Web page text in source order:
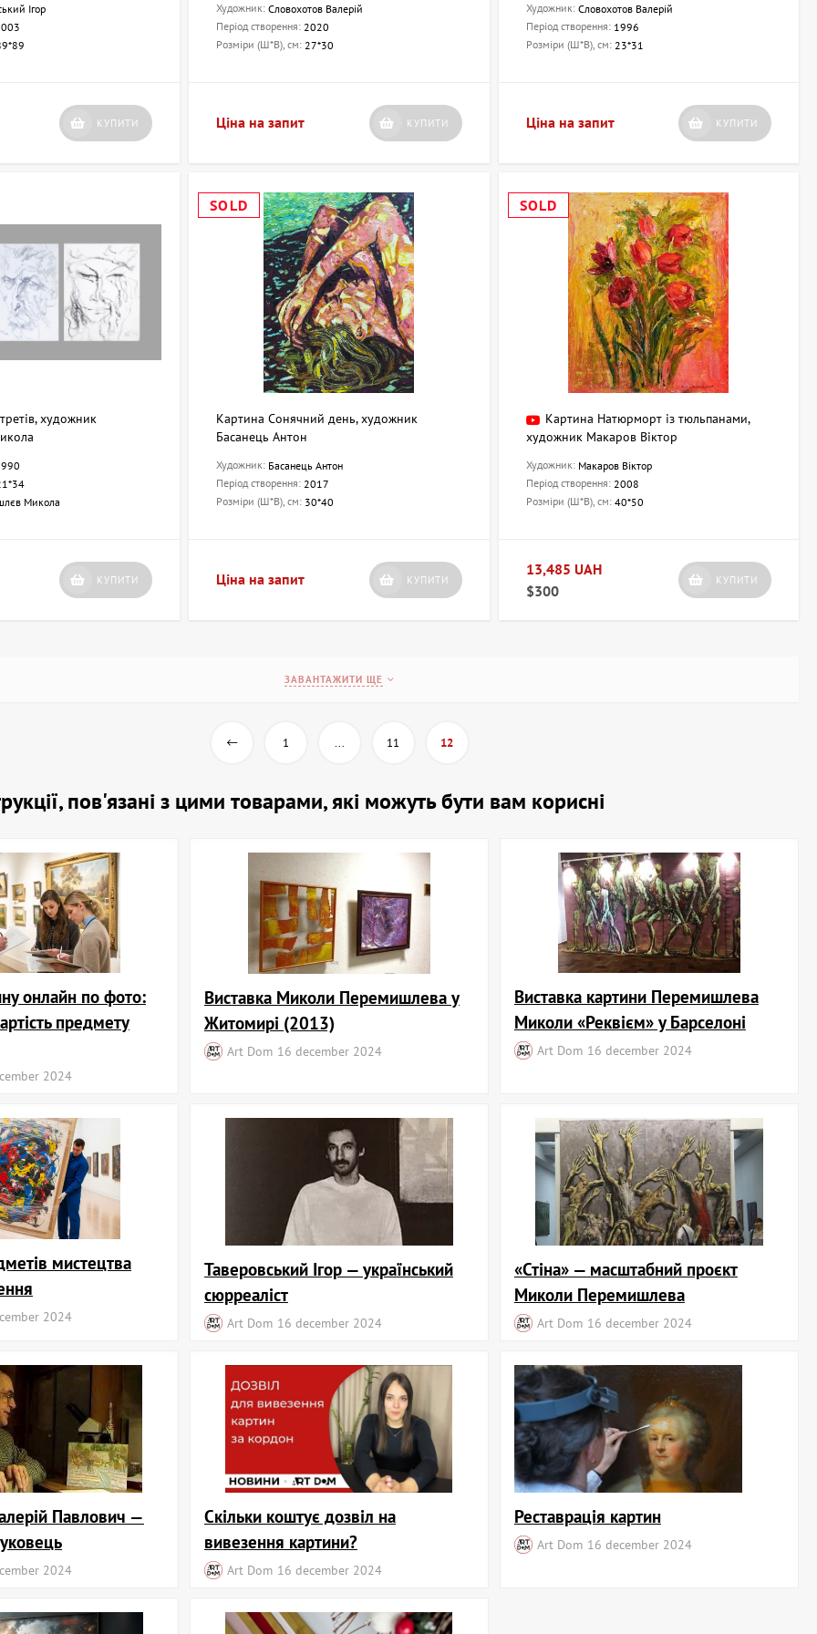
Ігор
КУПИТИ
Художник:Словохотов Валерій
Період створення: 2020
Розміри (Ш*В), см: 27*30
Ціна на запит КУПИТИ
Художник: Словохотов Валерій
Період створення: 1996
Розміри (Ш*В), см: 23*31
Ціна на запит КУПИТИ
художник
Микола
КУПИТИ
SOLD
Картина Сонячний день, художник
Басанець Антон
Художник: Басанець Антон
Період створення: 2017
Розміри (Ш*В), см: 30*40
Ціна на запит КУПИТИ
SOLD
Картина Натюрморт із тюльпанами,
художник Макаров Віктор
Художник: Макаров Віктор
Період створення: 2008
Розміри (Ш*В), см: 40*50
13,485 UAH
$300
КУПИТИ
ЗАВАНТАЖИТИ ЩЕ
1 ... 11 12
пов'язані з цими товарами, які можуть бути вам корисні
онлайн по фото:
предмету
2024
Виставка Миколи Перемишлева у
Житомирі (2013)
Art Dom 16 december 2024
Виставка картини Перемишлева
Миколи «Реквієм» у Барселоні
Art Dom 16 december 2024
мистецтва
2024
Таверовський Ігор — український
сюрреаліст
Art Dom 16 december 2024
«Стіна» — масштабний проєкт
Миколи Перемишлева
Art Dom 16 december 2024
Павлович —
2024
Скільки коштує дозвіл на
вивезення картини?
Art Dom 16 december 2024
Реставрація картин
Art Dom 16 december 2024